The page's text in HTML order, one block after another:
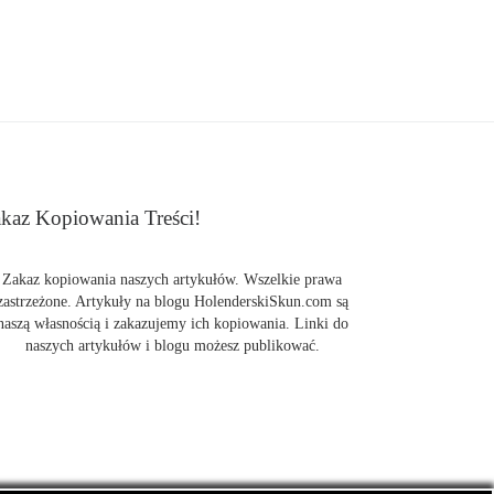
Kopiowania Treści!
Zakaz kopiowania naszych artykułów. Wszelkie prawa
Artykuły na blogu HolenderskiSkun.com są
własnością i zakazujemy ich kopiowania. Linki do
naszych artykułów i blogu możesz publikować.